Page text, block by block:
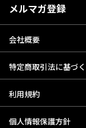
メルマガ登録
会社概要
特定商取引法に基づ
利用規約
個人情報保護方針